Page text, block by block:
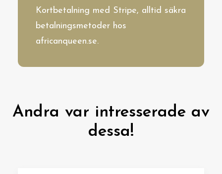
Kortbetalning med Stripe, alltid säkra
betalningsmetoder hos
africanqueen.se.
Andra var intresserade av
dessa!